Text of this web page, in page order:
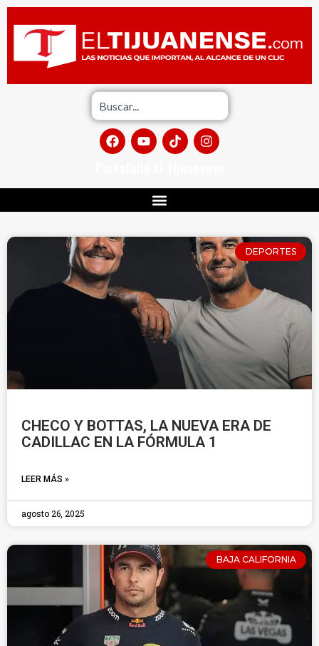
DEPORTES
CHECO Y BOTTAS, LA NUEVA ERA DE
CADILLAC EN LA FÓRMULA 1
LEER MÁS »
agosto 26, 2025
BAJA CALIFORNIA